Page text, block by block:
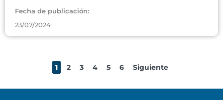
Fecha de publicación:
23/07/2024
1 2 3 4 5 6 Siguiente